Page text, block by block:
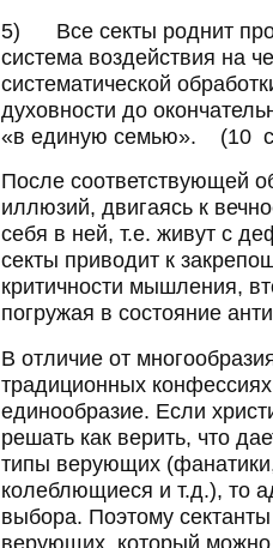
5) Все секты роднит
система воздействия на
систематической
духовности до
«в единую семью». (10
После соответствующей
иллюзий, двигаясь к
себя в ней, т.е. живут с
секты приводит к
критичности мышления,
погружая в состояние
В отличие от
традиционных
единообразие. Если
решать как верить, что
типы верующих
колеблющиеся и т.д.), то
выбора. Поэтому
верующих, который